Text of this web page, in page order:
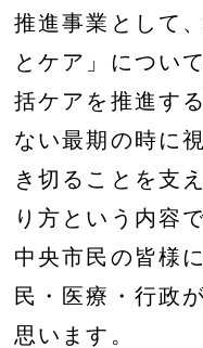
推進事業として
とケア」につい
括ケアを推進す
ない最期の時に
き切ることを支
り方という内容
中央市民の皆様
民・医療・行政
思います。